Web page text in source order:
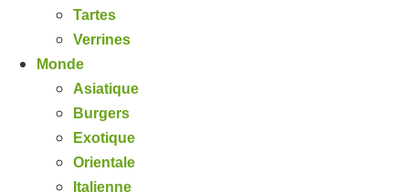
Tartes
Verrines
Monde
Asiatique
Burgers
Exotique
Orientale
Italienne